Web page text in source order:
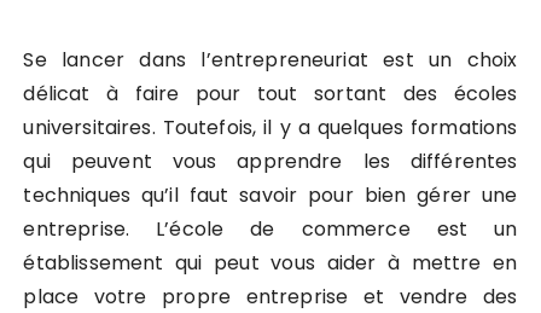
Se lancer dans l’entrepreneuriat est un choix
délicat à faire pour tout sortant des écoles
universitaires. Toutefois, il y a quelques formations
qui peuvent vous apprendre les différentes
techniques qu’il faut savoir pour bien gérer une
entreprise. L’école de commerce est un
établissement qui peut vous aider à mettre en
place votre propre entreprise et vendre des